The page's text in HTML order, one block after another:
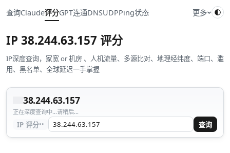
查询Claude评分GPT连通DNSUDPPing状态 更多
IP 38.244.63.157 评分
IP深度查询，家宽 or 机房 、人机流量、多源比对、地理经纬度、端口、滥
用、黑名单、全球延迟一手掌握
38.244.63.157
正在深度查询中...请稍后...
IP 评分·· 查询